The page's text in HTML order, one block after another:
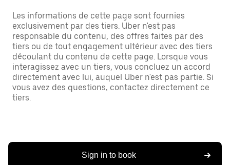
Les informations de cette page sont fournies
exclusivement par des tiers. Uber n'est pas
responsable du contenu, des offres faites par des
tiers ou de tout engagement ultérieur avec des tiers
découlant du contenu de cette page. Lorsque vous
interagissez avec un tiers, vous concluez un accord
directement avec lui, auquel Uber n'est pas partie. Si
vous avez des questions, contactez directement ce
tiers.
Sign in to book